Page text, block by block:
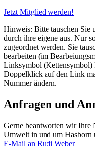
Jetzt Mitglied werden!
Hinweis: Bitte tauschen Sie
durch ihre eigene aus. Nur
zugeordnet werden. Sie
bearbeiten (im
Linksymbol (Kettensymbol)
Doppelklick auf den Link
Nummer ändern.
Anfragen und
Gerne beantworten wir Ihre
Umwelt in und um Hasborn
E-Mail an Rudi Weber